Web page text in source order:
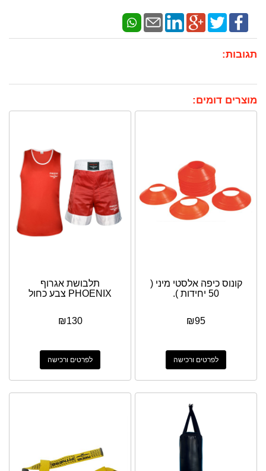
תגובות:
מוצרים דומים:
קונוס כיפה אלסטי מיני (
50 יחידות ).
₪95
לפרטים ורכישה
תלבושת אגרוף
PHOENIX צבע כחול
₪130
לפרטים ורכישה